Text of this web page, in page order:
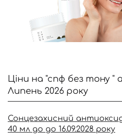
Ціни на "спф без тону "
Липень 2026 року
Сонцезахисний
40 мл до до 16.09.2028 року